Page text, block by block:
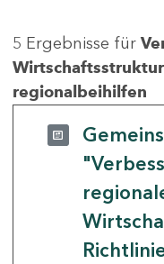
5 Ergebnisse für
regionalbeihilfen